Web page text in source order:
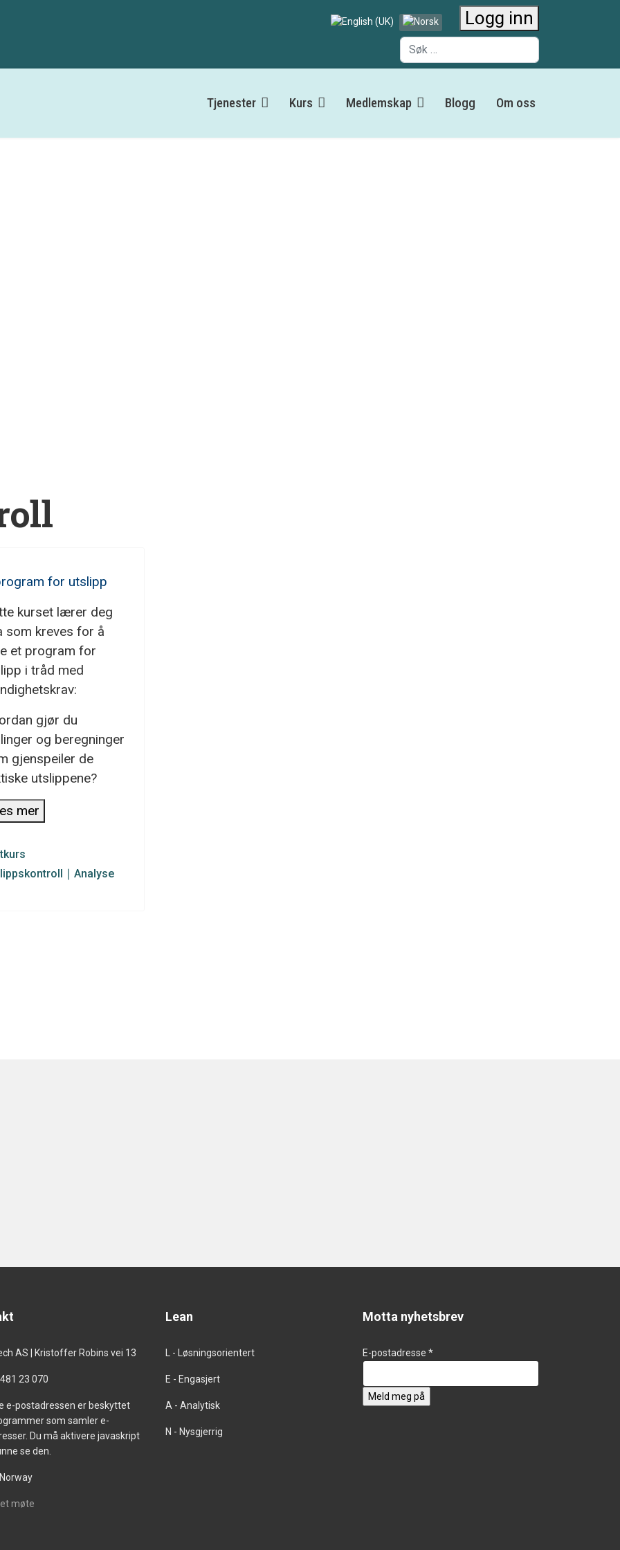
Velg ditt språk Logg inn
Søk
Tjenester Kurs Medlemskap Blogg Om oss
kurset lærer deg
som kreves for å
et program for
i tråd med
gjør du
og beregninger
gjenspeiler de
utslippene?
mer
∣ Analyse
AS | Kristoffer Robins vei 13
23 070
e-postadressen er beskyttet
som samler e-
Du må aktivere javaskript
se den.
møte
Lean
L - Løsningsorientert
E - Engasjert
A - Analytisk
N - Nysgjerrig
Motta nyhetsbrev
E-postadresse *